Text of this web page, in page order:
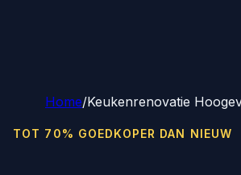
Home/Keukenrenovatie
TOT 70% GOEDKOPER DAN NIEUW